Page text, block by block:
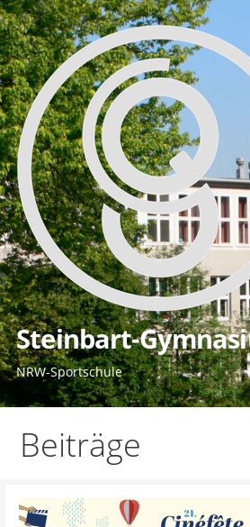
Zum
Inhalt
springen
Steinbart-
NRW-Sportschule
Beiträge